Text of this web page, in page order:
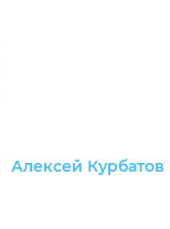
Алексей Курбатов